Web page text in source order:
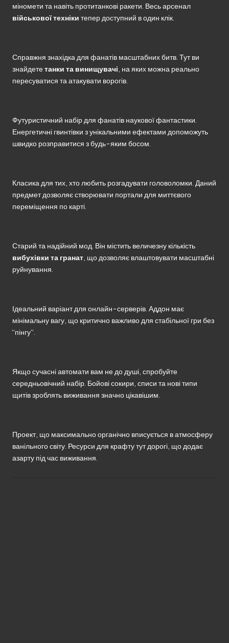
міномети та навіть протитанкові ракети. Весь арсенал
військової техніки тепер доступний в один клік.
Справжня знахідка для фанатів масштабних битв. Тут ви
знайдететанки та винищувачі, на яких можна реально
пересуватися та атакувати ворогів.
Футуристичний набір для фанатів наукової фантастики.
Енергетичні гвинтівки з унікальними ефектами допоможуть
швидко розправитися з будь-яким босом.
Класика для тих, хто любить розгадувати головоломки. Даний
предмет дозволяє створювати портали для миттєвого
переміщення по карті.
Старий та надійний мод. Він містить величезну кількість
вибухівки та гранат, що дозволяє влаштовувати масштабні
руйнування.
Ідеальний варіант для онлайн-серверів. Аддон має
мінімальну вагу, що критично важливо для стабільної гри без
“пінгу”.
Якщо сучасні автомати вам не до душі, спробуйте
середньовічний набір. Бойові сокири, списи та нові типи
щитів зроблять виживання значно цікавішим.
Проект, що максимально органічно вписується в атмосферу
ванільного світу. Ресурси для крафту тут дорогі, що додає
азарту під час виживання.